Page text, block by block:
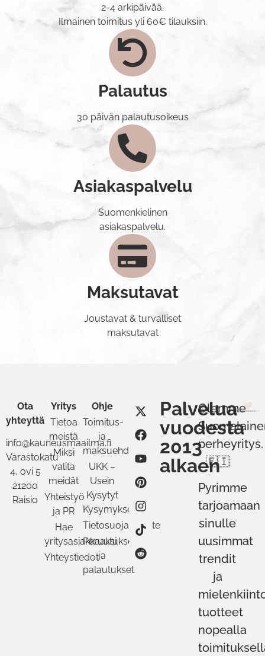
2-4 arkipäivää.
Ilmainen toimitus yli 60€ tilauksiin.
Palautus
30 päivän palautusoikeus
Asiakaspalvelu
Suomenkielinen
asiakaspalvelu.
Maksutavat
Joustavat & turvalliset
maksutavat
Ota
yhteyttä
info@kauneusmaailma.fi
Varastokatu
4, ovi 5
21200
Raisio
Yritys
Tietoa
meistä
Miksi
valita
meidät
Yhteistyö
ja PR
Hae
yritysasiakkaaksi
Yhteystiedot
Ohje
Toimitus-
ja
maksuehdot
UKK –
Usein
Kysytyt
Kysymykset
Tietosuojaseloste
Peruutukset
ja
palautukset
Palvelua
vuodesta
2013
alkaen
Olemme
perheyritys.
🇫🇮
Pyrimme
tarjoamaan
sinulle
uusimmat
trendit
ja
tuotteet
nopealla